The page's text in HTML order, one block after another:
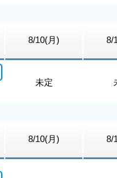
8/10(月) 8/
未定
8/10(月) 8/